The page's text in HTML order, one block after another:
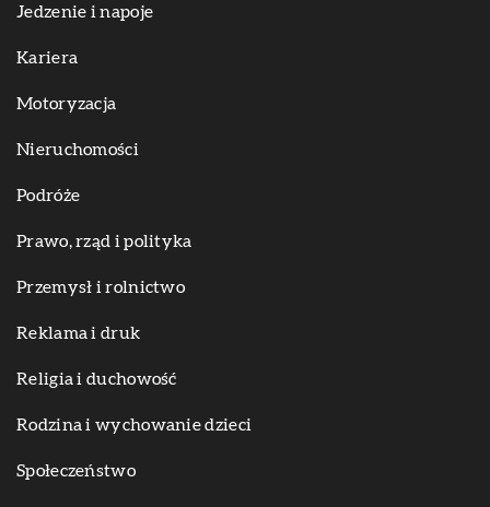
Jedzenie i napoje
Kariera
Motoryzacja
Nieruchomości
Podróże
Prawo, rząd i polityka
Przemysł i rolnictwo
Reklama i druk
Religia i duchowość
Rodzina i wychowanie dzieci
Społeczeństwo